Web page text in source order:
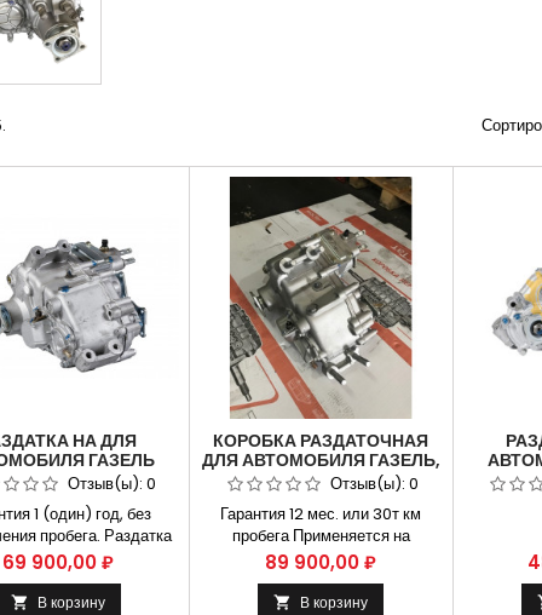
НА ДЛЯ
ГАЗЕЛЬ
ДЛЯ АВТОМОБИЛЯ
ГАЗ 33027
Отзыв(ы):0
1 (один) год, без
пробега. Раздатка
Соболь Газ 33027
33027-1800013
на автомобилях
Цена
69 900,00 ₽
 В корзину
КОРОБКА РАЗДАТОЧНАЯ
ДЛЯ АВТОМОБИЛЯ ГАЗЕЛЬ,
СОБОЛЬ П/ПР УМЗ-42164
ВАЛЫ СО ШРУС ДЛЯ
АВТОМОБИЛЯ ГАЗ
Отзыв(ы):0
Гарантия 12 мес. или 30т км
пробега Применяется на
автомобилях Газель Next,
соболь 4х4 2217,33027,3302
Артикул 32217-1800013-20,
Цена
89 900,00 ₽
 В корзину